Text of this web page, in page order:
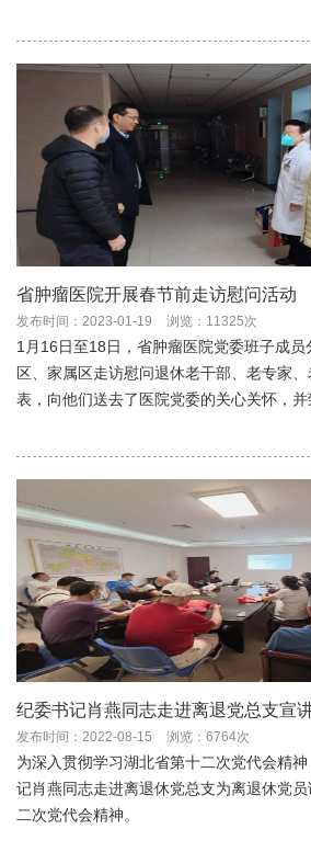
外科、胸部肿瘤放疗三病区、儿童肿瘤病
省肿瘤医院开展春节前走访慰问活动
发布时间：2023-01-19 浏览：11325次
1月16日至18日，省肿瘤医院党委班子成
区、家属区走访慰问退休老干部、老专家
表，向他们送去了医院党委的关心关怀，并
纪委书记肖燕同志走进离退党总支宣
发布时间：2022-08-15 浏览：6764次
为深入贯彻学习湖北省第十二次党代会精
记肖燕同志走进离退休党总支为离退休党
二次党代会精神。